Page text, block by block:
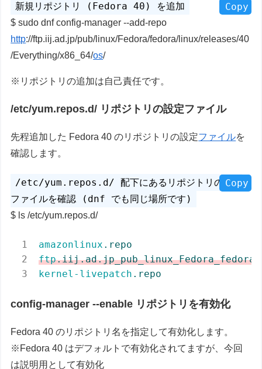
Copy
sudo dnf config-manager --add-repo
http://ftp.iij.ad.jp/pub/linux/Fedora/fedora/linux/releases/40
/Everything/x86_64/os/
※リポジトリの追加は自己責任です。
/etc/yum.repos.d/ リポジトリの設定ファイル
先程追加した Fedora 40 のリポジトリの設定ファイルを
確認します。
Copy
ls /etc/yum.repos.d/
amazonlinux .repo
ftp.iij.ad
kernel-livepatch .repo
config-manager --enable リポジトリを有効化
Fedora 40 のリポジトリ名を指定して有効化します。
※Fedora 40 はデフォルトで有効化されてますが、今回
は説明用として有効化